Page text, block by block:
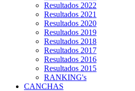
Resultados 2022
Resultados 2021
Resultados 2020
Resultados 2019
Resultados 2018
Resultados 2017
Resultados 2016
Resultados 2015
RANKING's
CANCHAS